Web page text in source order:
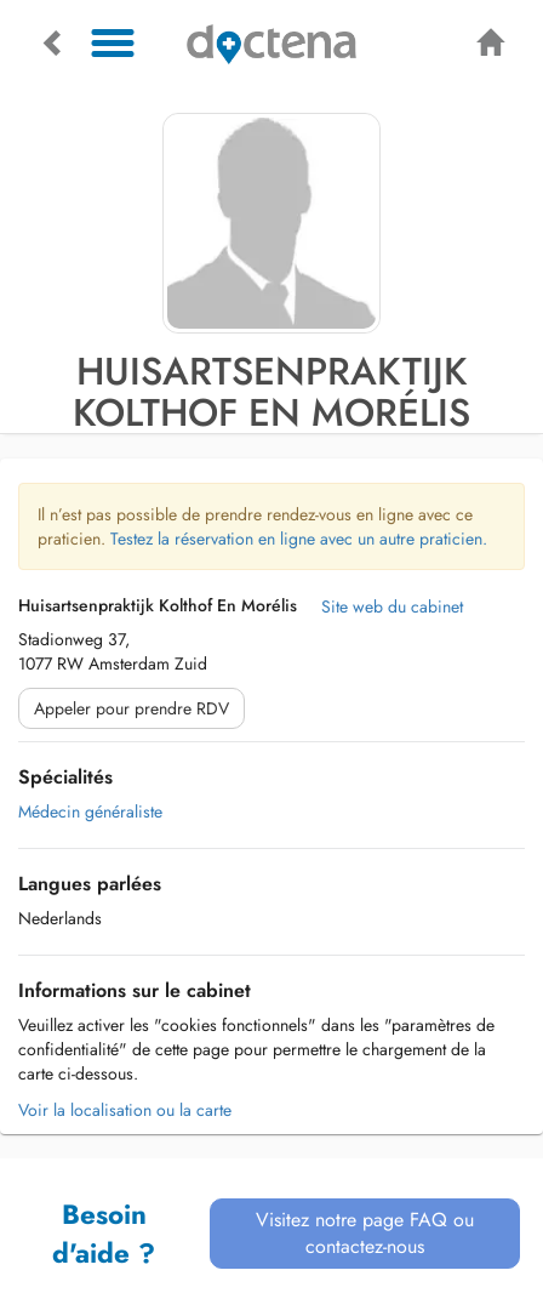
HUISARTSENPRAKTIJK
KOLTHOF EN MORÉLIS
Il n’est pas possible de prendre rendez-vous en ligne avec ce
praticien. Testez la réservation en ligne avec un autre praticien.
Huisartsenpraktijk Kolthof En Morélis
Stadionweg 37,
1077 RW Amsterdam Zuid
Site web du cabinet
Appeler pour prendre RDV
Spécialités
Médecin généraliste
Langues parlées
Nederlands
Informations sur le cabinet
Veuillez activer les "cookies fonctionnels" dans les "paramètres de
confidentialité" de cette page pour permettre le chargement de la
carte ci-dessous.
Voir la localisation ou la carte
Besoin
d'aide ?
Visitez notre page FAQ ou
contactez-nous